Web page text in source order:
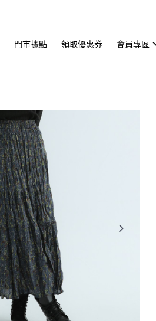
門市據點 領取優惠券 會員專區